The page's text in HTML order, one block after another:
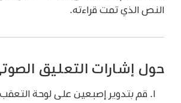
النص الذي تمت قراءته.
حول إشارات التعليق
قم بتدوير إصبعين على لوحة التعقب